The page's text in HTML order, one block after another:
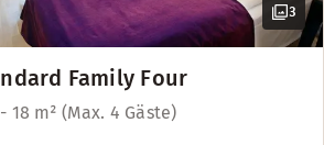
3
Family Four
18 m² (Max. 4 Gäste)